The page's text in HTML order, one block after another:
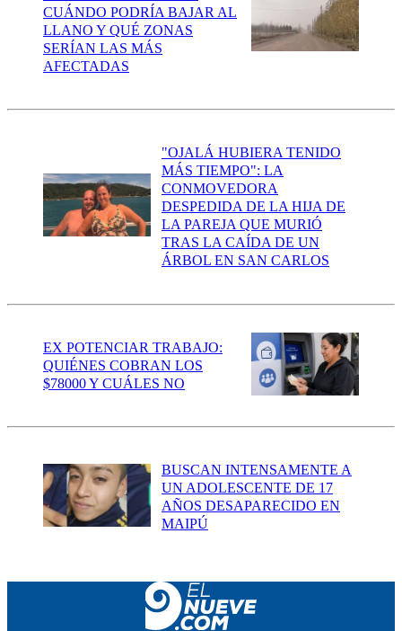
CUÁNDO PODRÍA BAJAR AL
LLANO Y QUÉ ZONAS
SERÍAN LAS MÁS
AFECTADAS
"OJALÁ HUBIERA TENIDO
MÁS TIEMPO": LA
CONMOVEDORA
DESPEDIDA DE LA HIJA DE
LA PAREJA QUE MURIÓ
TRAS LA CAÍDA DE UN
ÁRBOL EN SAN CARLOS
EX POTENCIAR TRABAJO:
QUIÉNES COBRAN LOS
$78000 Y CUÁLES NO
BUSCAN INTENSAMENTE A
UN ADOLESCENTE DE 17
AÑOS DESAPARECIDO EN
MAIPÚ